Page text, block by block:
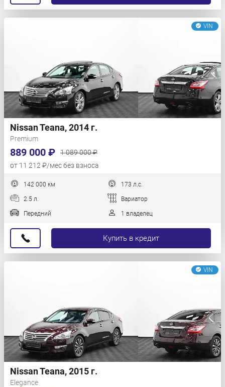
VIN
Nissan Teana, 2014 г.
Premium
889 000 ₽
1 089 000 ₽
от 11 212 ₽/мес без взноса
142 000 км 173 л.с.
2.5 л. Вариатор
Передний 1 владелец
Купить в кредит
VIN
Nissan Teana, 2015 г.
Elegance